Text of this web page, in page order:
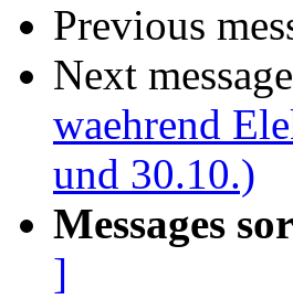
Previous
Next
waehrend
und 30.10.)
Messages
]